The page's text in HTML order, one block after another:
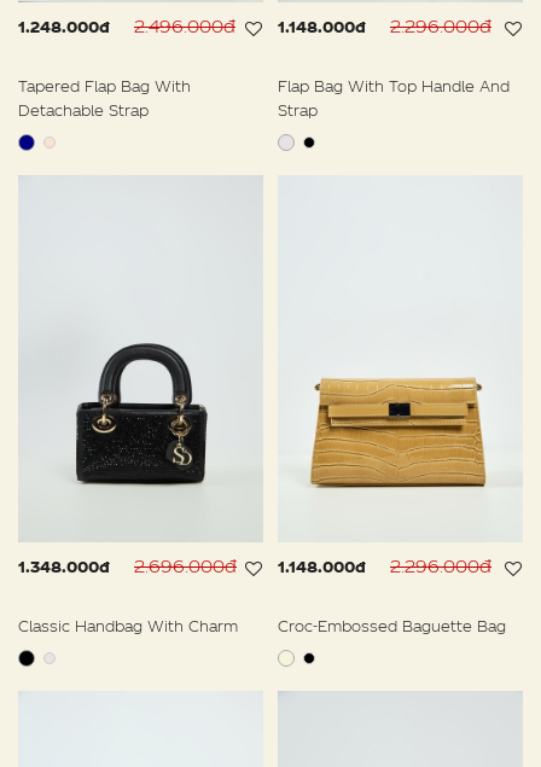
1.248.000đ 2.496.000đ
Tapered Flap Bag With
Detachable Strap
1.148.000đ 2.296.000đ
Flap Bag With Top Handle And
Strap
1.348.000đ 2.696.000đ
Classic Handbag With Charm
1.148.000đ 2.296.000đ
Croc-Embossed Baguette Bag